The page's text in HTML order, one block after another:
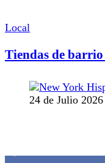
Local
Tiendas de
24 de Julio 2026